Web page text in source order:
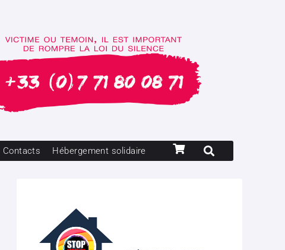
Contacts Hébergement solidaire